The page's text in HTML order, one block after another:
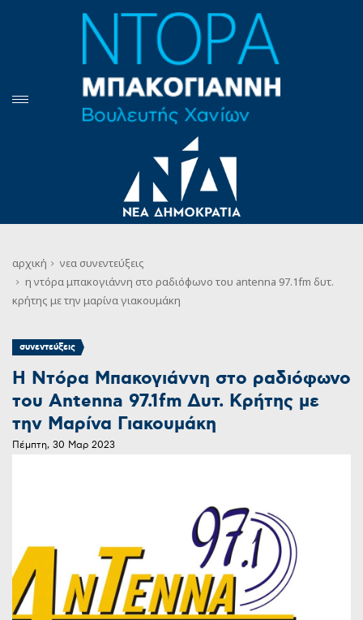
αρχική νεα συνεντεύξεις
η ντόρα μπακογιάννη στο ραδιόφωνο του antenna 97.1fm δυτ.
κρήτης με την μαρίνα γιακουμάκη
συνεντεύξεις
Η Ντόρα Μπακογιάννη στο ραδιόφωνο
του Antenna 97.1fm Δυτ. Κρήτης με
την Μαρίνα Γιακουμάκη
Πέμπτη, 30 Μαρ 2023